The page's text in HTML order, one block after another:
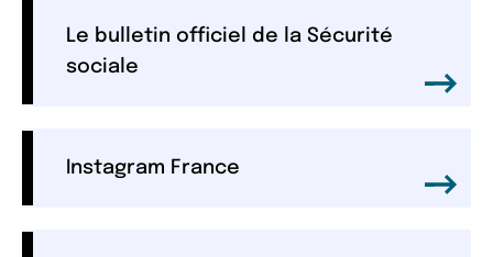
Le bulletin officiel de la Sécurité
sociale
Instagram France